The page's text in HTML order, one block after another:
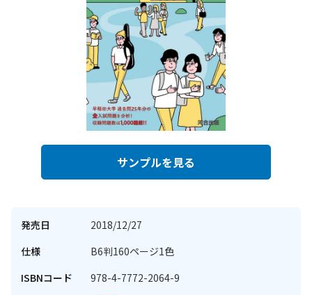
サンプルを見る
発売日
2018/12/27
仕様
B6判160ページ1色
ISBNコード
978-4-7772-2064-9